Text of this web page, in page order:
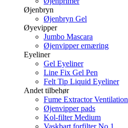
Øjenbryn
Øjenbryn Gel
Øyevipper
Jumbo Mascara
Øjenvipper ernæring
Eyeliner
Gel Eyeliner
Line Fix Gel Pen
Felt Tip Liquid Eyeliner
Andet tilbehør
Fume Extractor Ventilation
Øjenvipper pads
Kol-filter Medium
Vaskbart forfilter No 1